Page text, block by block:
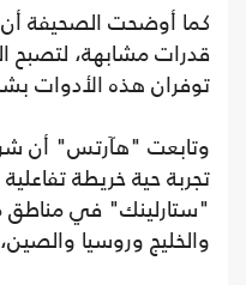
كما أوضحت الصحيفة
قدرات مشابهة، لتصبح
توفران هذه الأدوات
وتابعت "هآرتس" أن
تجربة حية خريطة
"ستارلينك" في
والخليج وروسيا